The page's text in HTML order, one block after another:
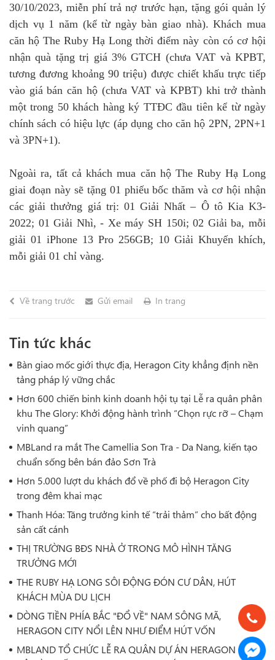
30/10/2023, miễn phí trả nợ trước hạn, tặng gói quản lý
dịch vụ 1 năm (kể từ ngày bàn giao nhà). Khách mua
căn hộ The Ruby Hạ Long thời điểm này còn có cơ hội
nhận quà tặng trị giá 3% GTCH (chưa VAT và KPBT,
tương đương khoảng 90 triệu) được chiết khấu trực tiếp
vào giá bán căn hộ (chưa VAT và KPBT) khi trở thành
một trong 50 khách hàng ký TTĐC đầu tiên kể từ ngày
chính sách có hiệu lực (áp dụng cho căn hộ 2PN, 2PN+1
và 3PN+1).
Ngoài ra, tất cả khách mua căn hộ The Ruby Hạ Long
giai đoạn này sẽ tặng 01 phiếu bốc thăm và cơ hội nhận
các giải thưởng giá trị: 01 Giải Nhất – Ô tô Kia K3-
2022; 01 Giải Nhì, - Xe máy SH 150i; 02 Giải ba, mỗi
giải 01 iPhone 13 Pro 256GB; 10 Giải Khuyến khích,
mỗi giải 01 chỉ vàng.
Về trang trước Gửi email In trang
Tin tức khác
Bàn giao mốc giới thực địa, Heragon City khẳng định nền
tảng pháp lý vững chắc
Hơn 600 chiến binh kinh doanh hội tụ tại Lễ ra quân phân
khu The Glory: Khởi động hành trình “Chọn rực rỡ – Chạm
vinh quang”
MBLand ra mắt The Camellia Son Tra - Da Nang, kiến tạo
chuẩn sống bên bán đảo Sơn Trà
Hơn 5.000 lượt du khách đổ về phố đi bộ Heragon City
trong đêm khai mạc
Thanh Hóa: Tăng trưởng kinh tế “trải thảm” cho bất động
sản cất cánh
THỊ TRƯỜNG BĐS NHÀ Ở TRONG MÔ HÌNH TĂNG
TRƯỞNG MỚI
THE RUBY HẠ LONG SÔI ĐỘNG ĐÓN CƯ DÂN, HÚT
KHÁCH MÙA DU LỊCH
DÒNG TIỀN PHÍA BẮC "ĐỔ VỀ" NAM SÔNG MÃ,
HERAGON CITY NỔI LÊN NHƯ ĐIỂM HÚT VỐN
MBLAND TỔ CHỨC LỄ RA QUÂN DỰ ÁN HERAGON CITY